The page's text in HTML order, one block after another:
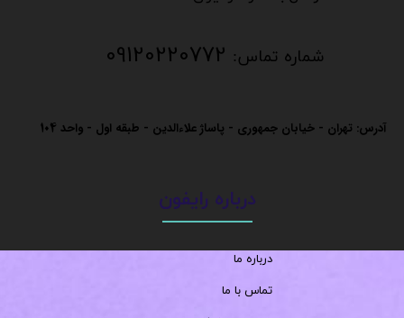
شماره تماس: 09120220772
آدرس: تهران - خیابان جمهوری - پاساژ علاءالدین - طبقه اول - واحد 104
درباره رایفون
درباره ما
تماس با ما